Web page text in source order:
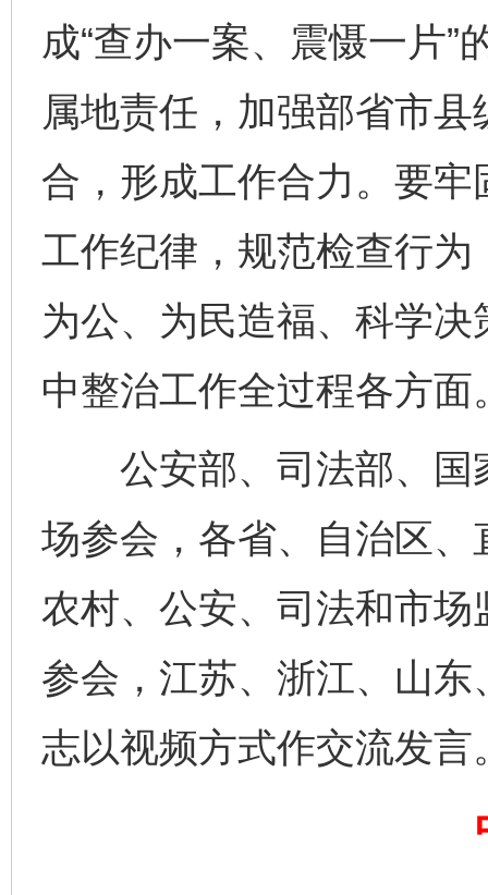
成“查办一案、震慑一片
属地责任，加强部省市
合，形成工作合力。要
工作纪律，规范检查行为
为公、为民造福、科学
中整治工作全过程各方面
公安部、司法部、国
场参会，各省、自治区
农村、公安、司法和市
参会，江苏、浙江、山
志以视频方式作交流发言